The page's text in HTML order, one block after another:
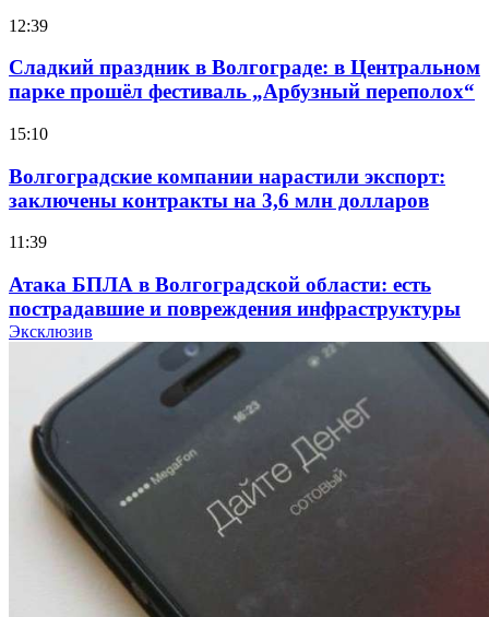
12:39
Сладкий праздник в Волгограде: в Центральном
парке прошёл фестиваль „Арбузный переполох“
15:10
Волгоградские компании нарастили экспорт:
заключены контракты на 3,6 млн долларов
11:39
Атака БПЛА в Волгоградской области: есть
пострадавшие и повреждения инфраструктуры
Волгоградские вузы в топе зарплатного
рейтинга: ВолгГТУ и ВолгГМУ вошли в топ‑15
для химической отрасли и фармацевтики
18:39
В Красноармейском районе Волгограда стартует
конкурс на ремонт моста через Волго‑Донской
судоходный канал
Эксклюзив